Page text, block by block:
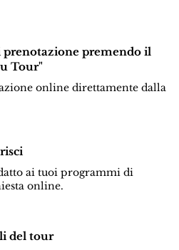
prenotazione premendo il
Tour"
online direttamente dalla
ai tuoi programmi di
online.
del tour